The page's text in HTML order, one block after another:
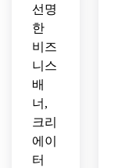
한 강
력한
경쟁
분위
기를
유지
하세
요.
선명
한
비즈
니스
배
너,
크리
에이
터